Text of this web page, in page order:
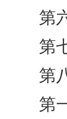
第
第
第
第